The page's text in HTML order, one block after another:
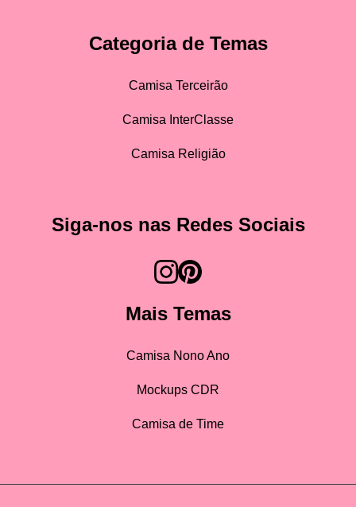
Categoria de Temas
Camisa Terceirão
Camisa InterClasse
Camisa Religião
Siga-nos nas Redes Sociais
Mais Temas
Camisa Nono Ano
Mockups CDR
Camisa de Time